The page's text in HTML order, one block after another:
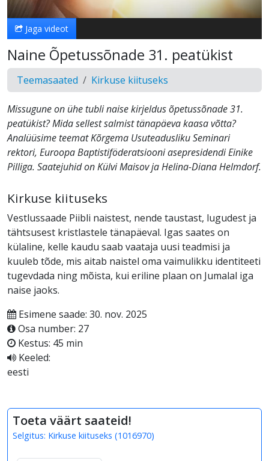
Jaga videot
Naine Õpetussõnade 31. peatükist
Teemasaated Kirkuse kiituseks
Missugune on ühe tubli naise kirjeldus õpetussõnade 31.
peatükist? Mida sellest salmist tänapäeva kaasa võtta?
Analüüsime teemat Kõrgema Usuteadusliku Seminari
rektori, Euroopa Baptistiföderatsiooni asepresidendi Einike
Pilliga. Saatejuhid on Külvi Maisov ja Helina-Diana Helmdorf.
Kirkuse kiituseks
Vestlussaade Piibli naistest, nende taustast, lugudest ja
tähtsusest kristlastele tänapäeval. Igas saates on
külaline, kelle kaudu saab vaataja uusi teadmisi ja
kuuleb tõde, mis aitab naistel oma vaimulikku identiteeti
tugevdada ning mõista, kui eriline plaan on Jumalal iga
naise jaoks.
Esimene saade: 30. nov. 2025
Osa number: 27
Kestus: 45 min
Keeled:
eesti
Toeta väärt saateid!
Selgitus: Kirkuse kiituseks (1016970)